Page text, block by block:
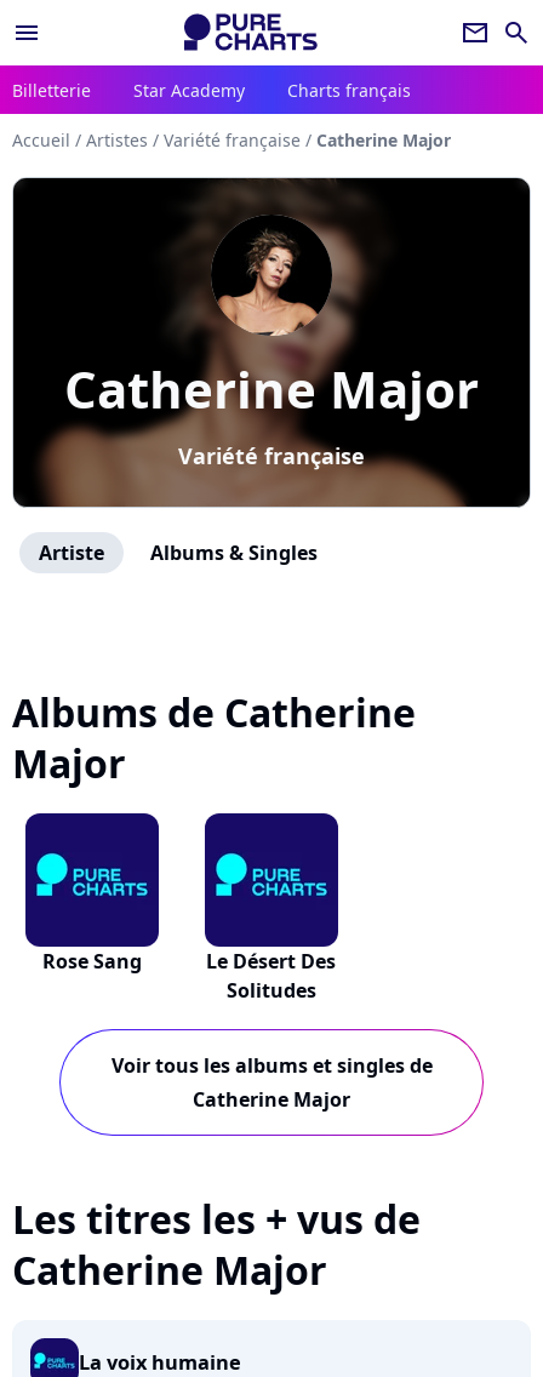
menu newsletter search
Billetterie Star Academy Charts français
Accueil / Artistes / Variété française / Catherine Major
Catherine Major
Variété française
Artiste Albums & Singles
Albums de Catherine
Major
Rose Sang
Le Désert Des
Solitudes
Voir tous les albums et singles de
Catherine Major
Les titres les + vus de
Catherine Major
La voix humaine